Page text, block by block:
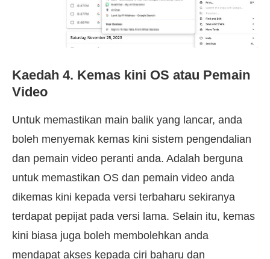
Kaedah 4. Kemas kini OS atau Pemain
Video
Untuk memastikan main balik yang lancar, anda
boleh menyemak kemas kini sistem pengendalian
dan pemain video peranti anda. Adalah berguna
untuk memastikan OS dan pemain video anda
dikemas kini kepada versi terbaharu sekiranya
terdapat pepijat pada versi lama. Selain itu, kemas
kini biasa juga boleh membolehkan anda
mendapat akses kepada ciri baharu dan